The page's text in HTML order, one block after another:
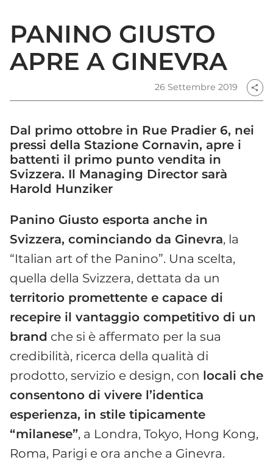
PANINO GIUSTO
APRE A GINEVRA
26 Settembre 2019 share
Dal primo ottobre in Rue Pradier 6, nei
pressi della Stazione Cornavin, apre i
battenti il primo punto vendita in
Svizzera. Il Managing Director sarà
Harold Hunziker
Panino Giusto esporta anche in
Svizzera, cominciando da Ginevra, la
“Italian art of the Panino”. Una scelta,
quella della Svizzera, dettata da un
territorio promettente e capace di
recepire il vantaggio competitivo di un
brand che si è affermato per la sua
credibilità, ricerca della qualità di
prodotto, servizio e design, con locali che
consentono di vivere l’identica
esperienza, in stile tipicamente
“milanese”, a Londra, Tokyo, Hong Kong,
Roma, Parigi e ora anche a Ginevra.